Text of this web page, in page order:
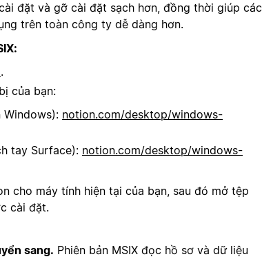
đặt và gỡ cài đặt sạch hơn, đồng thời giúp các
trên toàn công ty dễ dàng hơn.
.
của bạn:
Windows): notion.com/desktop/windows-
tay Surface): notion.com/desktop/windows-
cho máy tính hiện tại của bạn, sau đó mở tệp
cài đặt.
sang. Phiên bản MSIX đọc hồ sơ và dữ liệu